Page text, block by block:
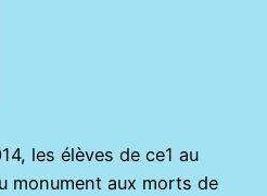
les élèves de ce1 au
monument aux morts de